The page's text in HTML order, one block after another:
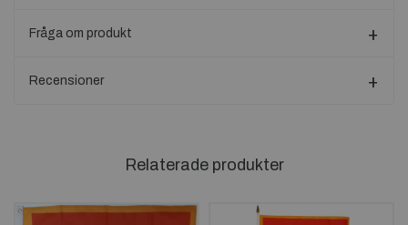
Fråga om produkt
Recensioner
Relaterade produkter